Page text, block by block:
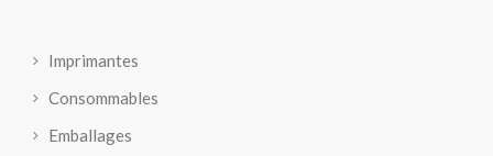
Imprimantes
Consommables
Emballages